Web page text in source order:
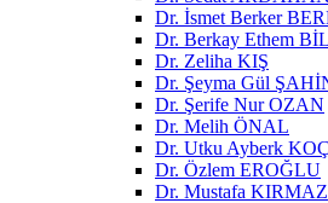
Dr. İsmet Berker
Dr. Berkay Ethem
Dr. Zeliha KIŞ
Dr. Şeyma Gül
Dr. Şerife Nur OZAN
Dr. Melih ÖNAL
Dr. Utku Ayberk
Dr. Özlem EROĞLU
Dr. Mustafa KIRMAZ